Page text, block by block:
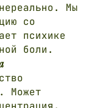
Мы
со
психике
боли.
Может